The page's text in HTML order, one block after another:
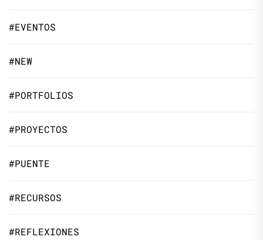
#EVENTOS
#NEW
#PORTFOLIOS
#PROYECTOS
#PUENTE
#RECURSOS
#REFLEXIONES